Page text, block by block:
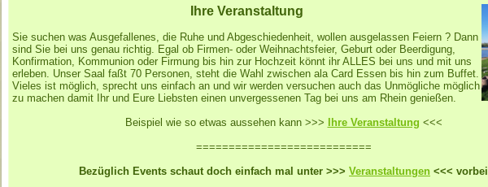
Ihre Veranstaltung
Sie suchen was Ausgefallenes, die Ruhe und Abgeschiedenheit, wollen ausgelassen Feiern ? Dann
sind Sie bei uns genau richtig. Egal ob Firmen- oder Weihnachtsfeier, Geburt oder Beerdigung,
Konfirmation, Kommunion oder Firmung bis hin zur Hochzeit könnt ihr ALLES bei uns und mit uns
erleben. Unser Saal faßt 70 Personen, steht die Wahl zwischen ala Card Essen bis hin zum Buffet.
Vieles ist möglich, sprecht uns einfach an und wir werden versuchen auch das Unmögliche möglich
zu machen damit Ihr und Eure Liebsten einen unvergessenen Tag bei uns am Rhein genießen.
Beispiel wie so etwas aussehen kann >>>
Ihre Veranstaltung <<<
===========================
Bezüglich Events schaut doch einfach mal unter >>> Veranstaltungen <<< vorbei